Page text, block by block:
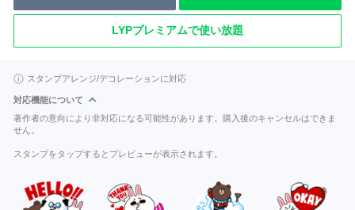
LYPプレミアムで使い放題
スタンプアレンジ/デコレーションに対応
対応機能について
著作者の意向により非対応になる可能性があります。購入後のキャンセルはできま
せん。
スタンプをタップするとプレビューが表示されます。